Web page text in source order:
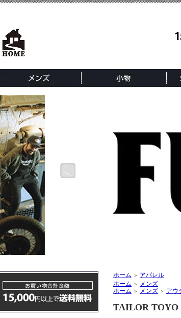
ホーム ＞ アパレル
ホーム ＞
メンズ
ホーム ＞ メンズ ＞ アウ
TAILOR TOYO